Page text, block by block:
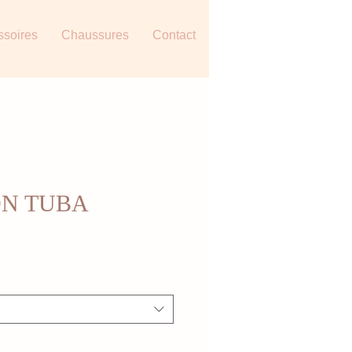
Chaussures Contact
TUBA